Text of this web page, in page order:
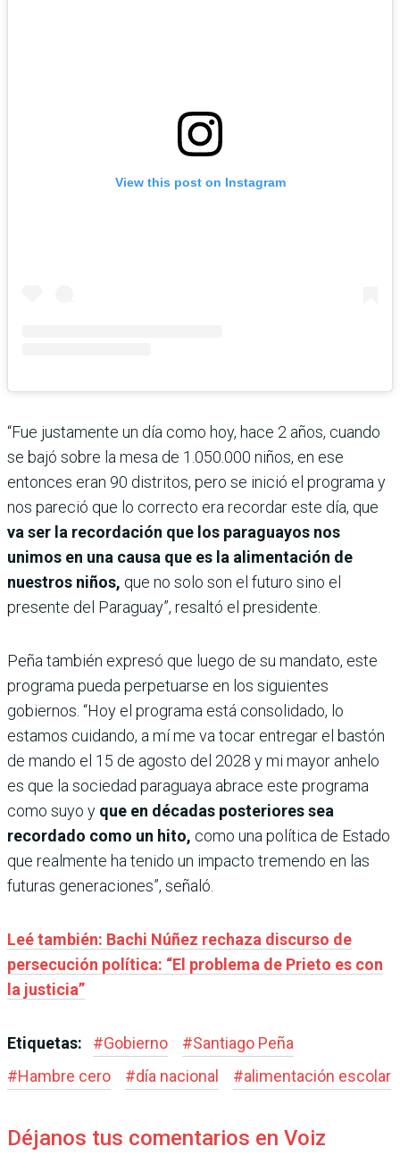
View this post on Instagram
“Fue justamente un día como hoy, hace 2 años, cuando
se bajó sobre la mesa de 1.050.000 niños, en ese
entonces eran 90 distritos, pero se inició el programa y
nos pareció que lo correcto era recordar este día, que
va ser la recordación que los paraguayos nos
unimos en una causa que es la alimentación de
nuestros niños, que no solo son el futuro sino el
presente del Paraguay”, resaltó el presidente.
Peña también expresó que luego de su mandato, este
programa pueda perpetuarse en los siguientes
gobiernos. “Hoy el programa está consolidado, lo
estamos cuidando, a mí me va tocar entregar el bastón
de mando el 15 de agosto del 2028 y mi mayor anhelo
es que la sociedad paraguaya abrace este programa
como suyo y que en décadas posteriores sea
recordado como un hito, como una política de Estado
que realmente ha tenido un impacto tremendo en las
futuras generaciones”, señaló.
Leé también: Bachi Núñez rechaza discurso de
persecución política: “El problema de Prieto es con
la justicia”
Etiquetas: #Gobierno #Santiago Peña
#Hambre cero #día nacional #alimentación escolar
Déjanos tus comentarios en Voiz